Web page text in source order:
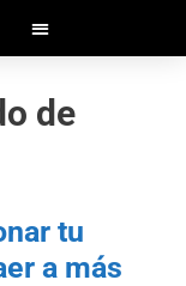
de
tu
a más